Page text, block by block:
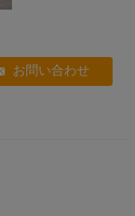
お問い合わせ